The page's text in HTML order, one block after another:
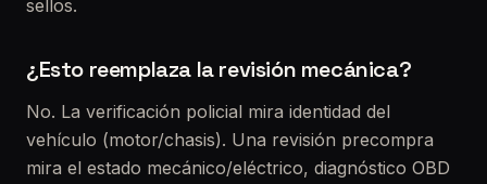
sellos.
¿Esto reemplaza la revisión mecánica?
No. La verificación policial mira identidad del
vehículo (motor/chasis). Una revisión precompra
mira el estado mecánico/eléctrico, diagnóstico OBD